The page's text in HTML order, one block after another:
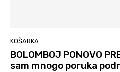
KOŠARKA
BOLOMBOJ PONOVO
sam mnogo poruka